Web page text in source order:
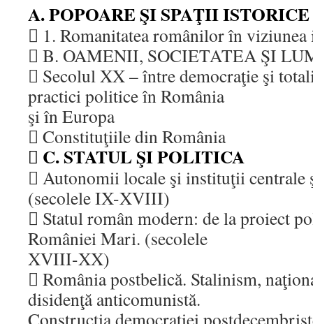
A. POPOARE ŞI SPAŢII ISTORICE
 1. Romanitatea românilor în
 B. OAMENII, SOCIETATEA ŞI
 Secolul XX – între democraţie şi
practici politice în România
şi în Europa
 Constituţiile din România
 C. STATUL ŞI POLITICA
 Autonomii locale şi instituţii centrale
(secolele IX-XVIII)
 Statul român modern: de la proiect
României Mari. (secolele
XVIII-XX)
 România postbelică. Stalinism,
disidenţă anticomunistă.
Construcţia democraţiei